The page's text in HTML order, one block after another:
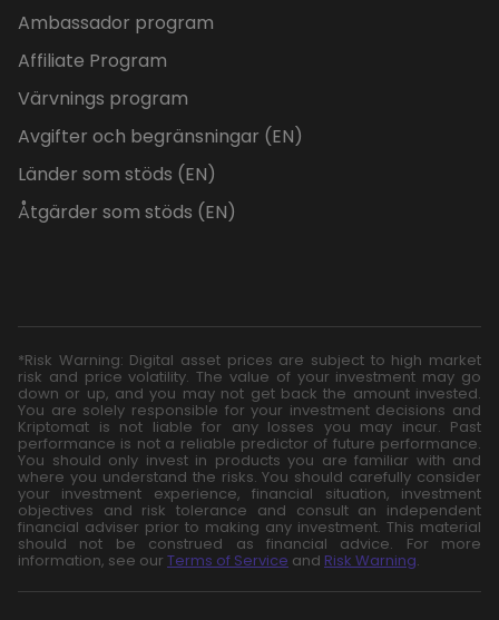
Ambassador program
Affiliate Program
Värvnings program
Avgifter och begränsningar (EN)
Länder som stöds (EN)
Åtgärder som stöds (EN)
*Risk Warning: Digital asset prices are subject to high market
risk and price volatility. The value of your investment may go
down or up, and you may not get back the amount invested.
You are solely responsible for your investment decisions and
Kriptomat is not liable for any losses you may incur. Past
performance is not a reliable predictor of future performance.
You should only invest in products you are familiar with and
where you understand the risks. You should carefully consider
your investment experience, financial situation, investment
objectives and risk tolerance and consult an independent
financial adviser prior to making any investment. This material
should not be construed as financial advice. For more
information, see our Terms of Service and Risk Warning.